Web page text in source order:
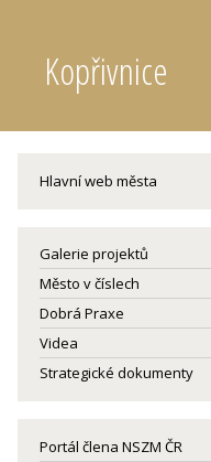
Kopřivnice
Hlavní web města
Galerie projektů
Město v číslech
Dobrá Praxe
Videa
Strategické dokumenty
Portál člena NSZM ČR